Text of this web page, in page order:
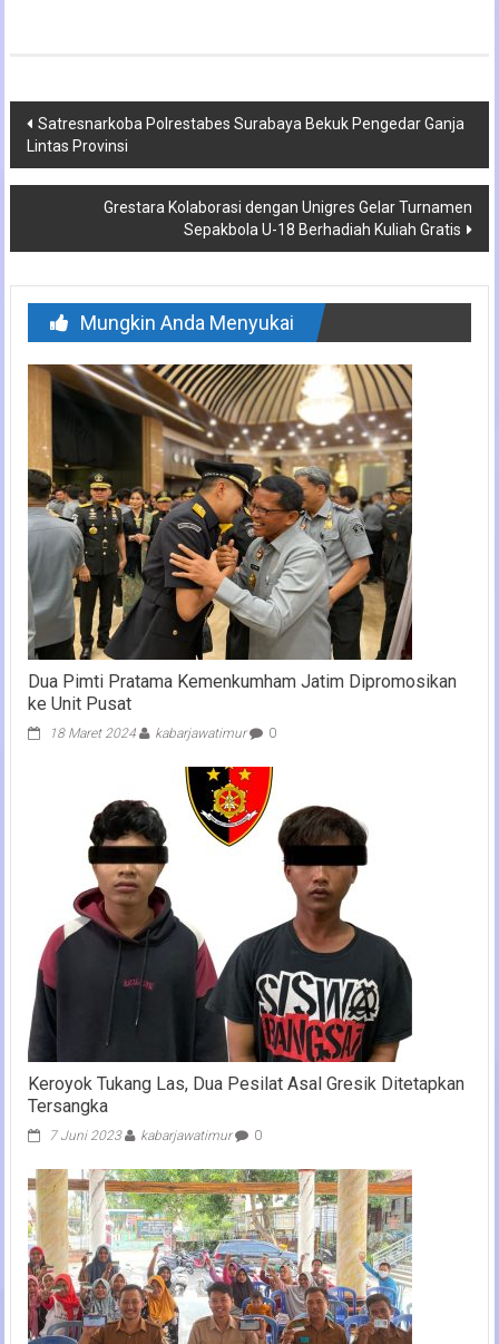
Navigasi
pos
Satresnarkoba Polrestabes Surabaya Bekuk Pengedar Ganja
Lintas Provinsi
Grestara Kolaborasi dengan Unigres Gelar Turnamen
Sepakbola U-18 Berhadiah Kuliah Gratis
Mungkin Anda Menyukai
Dua Pimti Pratama Kemenkumham Jatim Dipromosikan
ke Unit Pusat
18 Maret 2024 kabarjawatimur 0
Keroyok Tukang Las, Dua Pesilat Asal Gresik Ditetapkan
Tersangka
7 Juni 2023 kabarjawatimur 0